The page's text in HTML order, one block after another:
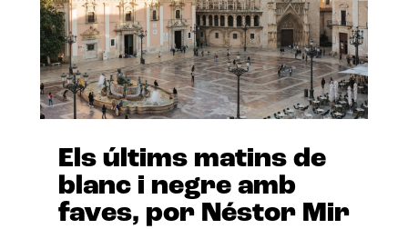
Els últims matins de
blanc i negre amb
faves, por Néstor Mir